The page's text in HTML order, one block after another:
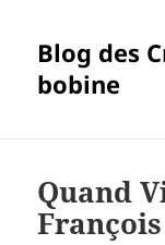
Blog des
bobine
Quand